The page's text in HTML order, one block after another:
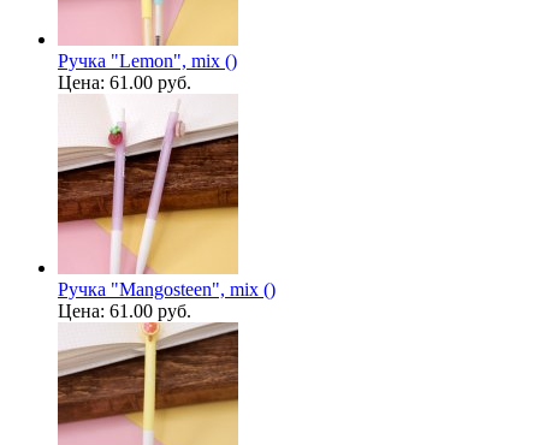
Ручка "Lemon", mix ()
Цена: 61.00 руб.
Ручка "Mangosteen", mix ()
Цена: 61.00 руб.